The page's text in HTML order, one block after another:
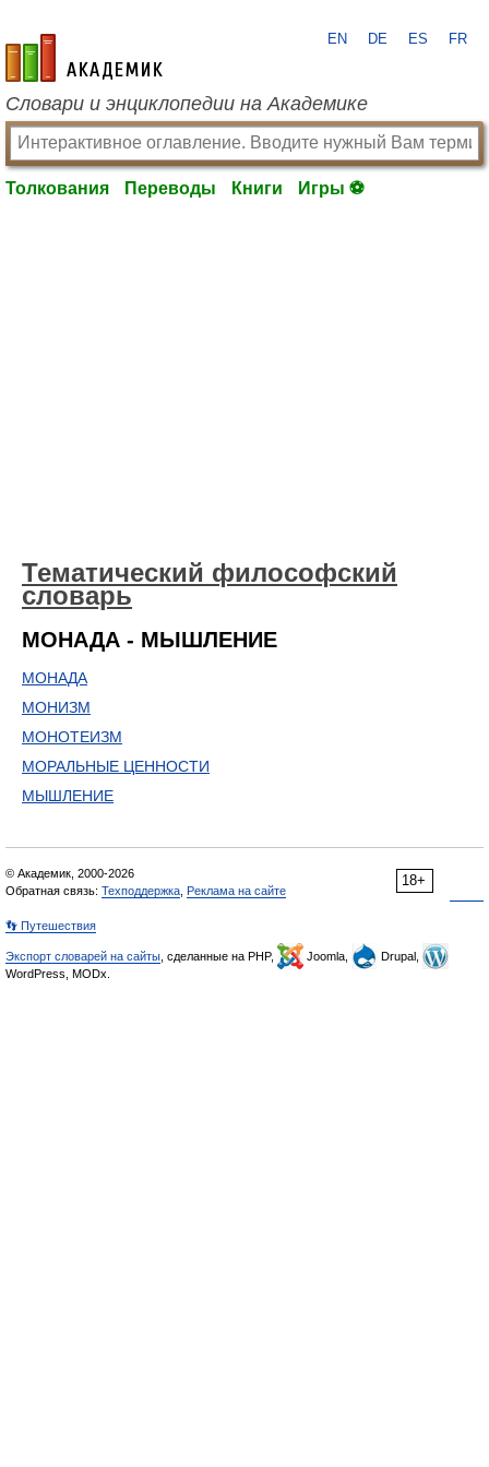
academic.ru
EN DE ES FR
Словари и энциклопедии на Академике
Толкования Переводы Книги Игры ⚽
Тематический философский
словарь
МОНАДА - МЫШЛЕНИЕ
МОНАДА
МОНИЗМ
МОНОТЕИЗМ
МОРАЛЬНЫЕ ЦЕННОСТИ
МЫШЛЕНИЕ
18+
© Академик, 2000-2026
Обратная связь: Техподдержка Реклама на сайте
👣 Путешествия
Экспорт словарей на сайты , сделанные на PHP, Joomla,
Drupal,
WordPress, MODx.